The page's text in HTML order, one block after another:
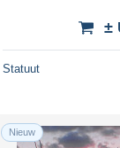
±
Statuut
Nieuw